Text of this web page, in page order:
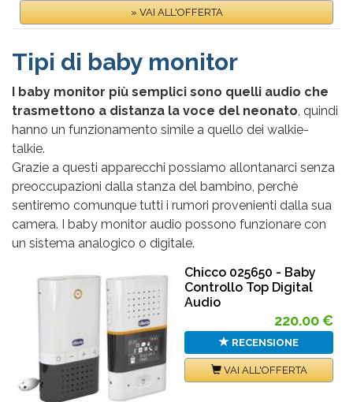
» VAI ALL'OFFERTA
Tipi di baby monitor
I baby monitor più semplici sono quelli audio che
trasmettono a distanza la voce del neonato , quindi
hanno un funzionamento simile a quello dei walkie-
talkie.
Grazie a questi apparecchi possiamo allontanarci senza
preoccupazioni dalla stanza del bambino, perchè
sentiremo comunque tutti i rumori provenienti dalla sua
camera. I baby monitor audio possono funzionare con
un sistema analogico o digitale.
Chicco 025650 - Baby
Controllo Top Digital
Audio
220.00 €
RECENSIONE
VAI ALL'OFFERTA